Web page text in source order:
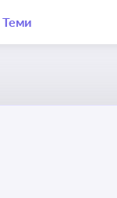
Теми